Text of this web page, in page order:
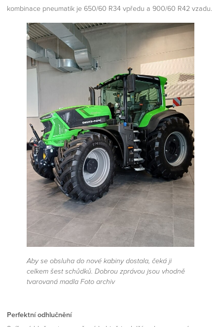
kombinace pneumatik je 650/60 R34 vpředu a 900/60 R42 vzadu.
Aby se obsluha do nové kabiny dostala, čeká ji
celkem šest schůdků. Dobrou zprávou jsou vhodně
tvarovaná madla Foto archiv
Perfektní odhlučnění